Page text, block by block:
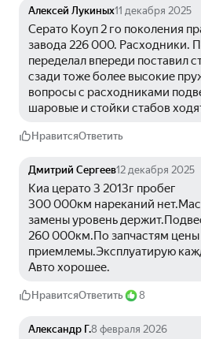
Алексей Лукиных11 декабря 2025
Серато Коуп 2 го поколения
завода 226 000. Расходники.
переделал впереди поставил
сзади тоже более высокие
вопросы с расходниками
шаровые и стойки стабов
НравитсяОтветить
Дмитрий Сергеев12 декабря 2025
Киа церато 3 2013г пробег
300 000км нареканий
замены уровень
260 000км.По запчастям цены
приемлемы.Эксплуатирую
Авто хорошее.
НравитсяОтветить 8
Александр Г.8 февраля 2026